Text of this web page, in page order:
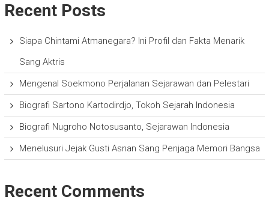
Recent Posts
Siapa Chintami Atmanegara? Ini Profil dan Fakta Menarik
Sang Aktris
Mengenal Soekmono Perjalanan Sejarawan dan Pelestari
Biografi Sartono Kartodirdjo, Tokoh Sejarah Indonesia
Biografi Nugroho Notosusanto, Sejarawan Indonesia
Menelusuri Jejak Gusti Asnan Sang Penjaga Memori Bangsa
Recent Comments